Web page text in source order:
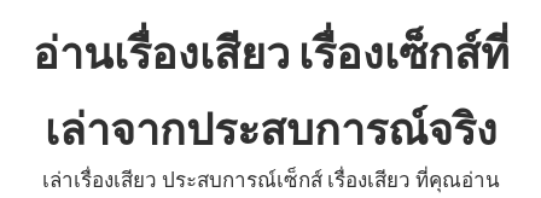
อ่านเรื่องเสียว เรื่องเซ็กส์ที่
เล่าจากประสบการณ์จริง
เล่าเรื่องเสียว ประสบการณ์เซ็กส์ เรื่องเสียว ที่คุณอ่าน